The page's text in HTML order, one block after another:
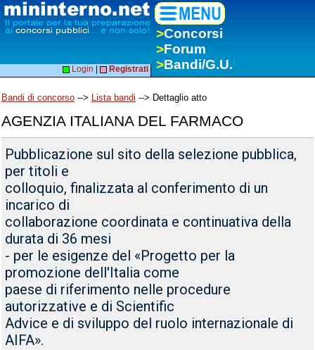
>Concorsi
>Forum
>Bandi/G.U.
Login Registrati
Bandi di concorso --> Lista bandi --> Dettaglio atto
AGENZIA ITALIANA DEL FARMACO
Pubblicazione sul sito della selezione pubblica,
per titoli e
colloquio, finalizzata al conferimento di un
incarico di
collaborazione coordinata e continuativa della
durata di 36 mesi
- per le esigenze del «Progetto per la
promozione dell'Italia come
paese di riferimento nelle procedure
autorizzative e di Scientific
Advice e di sviluppo del ruolo internazionale di
AIFA».